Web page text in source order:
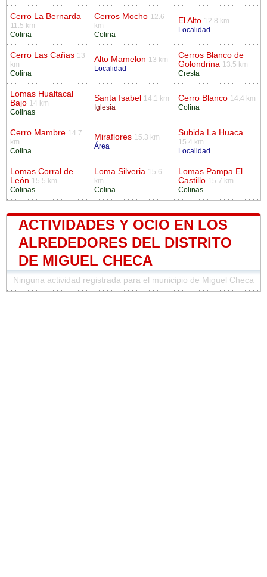
Cerro La Bernarda
11.5 km
Colina
Cerros Mocho 12.6
km
Colina
El Alto 12.8 km
Localidad
Cerro Las Cañas 13
km
Colina
Alto Mamelon 13 km
Localidad
Cerros Blanco de
Golondrina 13.5 km
Cresta
Lomas Hualtacal
Bajo 14 km
Colinas
Santa Isabel
14.1 km
Iglesia
Cerro Blanco 14.4 km
Colina
Cerro Mambre 14.7
km
Colina
Miraflores 15.3 km
Área
Subida La Huaca
15.4 km
Localidad
Lomas Corral de
León 15.5 km
Colinas
Loma Silveria 15.6
km
Colina
Lomas Pampa El
Castillo 15.7 km
Colinas
ACTIVIDADES Y OCIO EN LOS
ALREDEDORES DEL DISTRITO
DE MIGUEL CHECA
Ninguna actividad registrada para el municipio de Miguel Checa